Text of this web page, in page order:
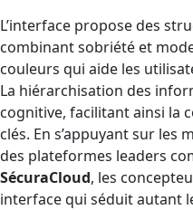
L’interface propose des
combinant sobriété et
couleurs qui aide les
La hiérarchisation des
cognitive, facilitant ainsi la
clés. En s’appuyant sur les
des plateformes leaders
SécuraCloud, les
interface qui séduit autant